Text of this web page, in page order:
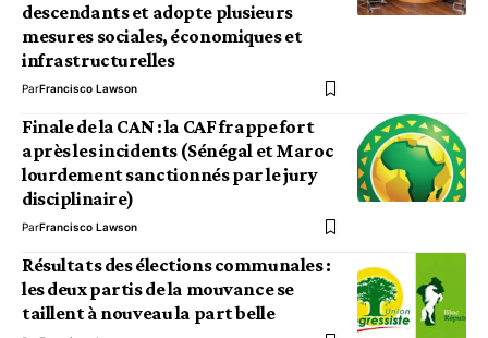
descendants et adopte plusieurs
mesures sociales, économiques et
infrastructurelles
ParFrancisco Lawson
Finale de la CAN : la CAF frappe fort
après les incidents (Sénégal et Maroc
lourdement sanctionnés par le jury
disciplinaire)
ParFrancisco Lawson
Résultats des élections communales :
les deux partis de la mouvance se
taillent à nouveau la part belle